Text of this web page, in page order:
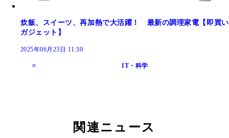
炊飯、スイーツ、再加熱で大活躍！ 最新の調理家電【即買い
ガジェット】
2025年06月23日 11:30
IT・科学
関連ニュース